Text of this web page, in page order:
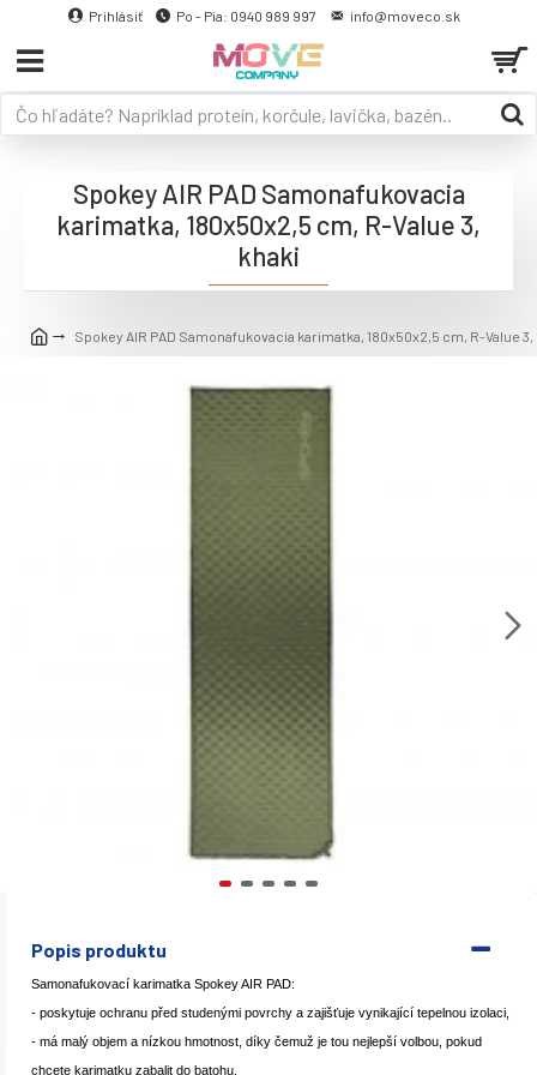
Prihlásiť Po - Pia: 0940 989 997 info@moveco.sk
Spokey AIR PAD Samonafukovacia karimatka, 180x50x2,5 cm, R-Value 3,
Spokey AIR PAD Samonafukovacia
karimatka, 180x50x2,5 cm, R-Value 3,
khaki
Popis produktu
Samonafukovací karimatka Spokey AIR PAD:
- poskytuje ochranu před studenými povrchy a zajišťuje vynikající tepelnou izolaci,
- má malý objem a nízkou hmotnost, díky čemuž je tou nejlepší volbou, pokud
chcete karimatku zabalit do batohu,